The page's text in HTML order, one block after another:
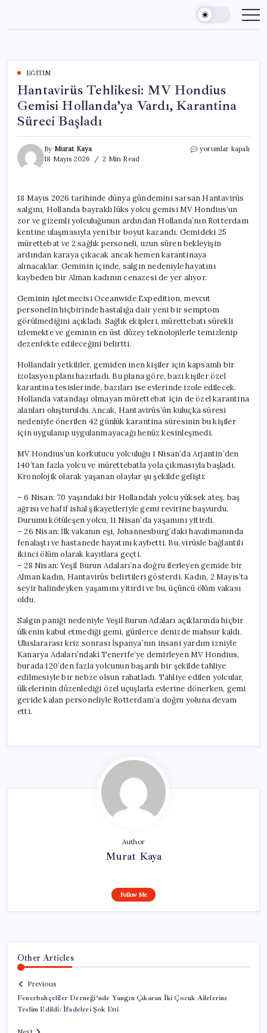
content
EĞITIM
Hantavirüs Tehlikesi: MV Hondius
Gemisi Hollanda’ya Vardı, Karantina
Süreci Başladı
By Murat Kaya
18 Mayıs 2026
2 Min Read
Hantavirüs
Hollanda’ya
Vardı,
Karantina
Süreci
Başladı
için
yorumlar kapalı
18 Mayıs 2026 tarihinde dünya gündemini sarsan Hantavirüs
salgını, Hollanda bayraklı lüks yolcu gemisi MV Hondius’un
zor ve gizemli yolculuğunun ardından Hollanda’nın Rotterdam
kentine ulaşmasıyla yeni bir boyut kazandı. Gemideki 25
mürettebat ve 2 sağlık personeli, uzun süren bekleyişin
ardından karaya çıkacak ancak hemen karantinaya
alınacaklar. Geminin içinde, salgın nedeniyle hayatını
kaybeden bir Alman kadının cenazesi de yer alıyor.
Geminin işletmecisi Oceanwide Expedition, mevcut
personelin hiçbirinde hastalığa dair yeni bir semptom
görülmediğini açıkladı. Sağlık ekipleri, mürettebatı sürekli
izlemekte ve geminin en üst düzey teknolojilerle temizlenip
dezenfekte edileceğini belirtti.
Hollandalı yetkililer, gemiden inen kişiler için kapsamlı bir
izolasyon planı hazırladı. Bu plana göre, bazı kişiler özel
karantina tesislerinde, bazıları ise evlerinde izole edilecek.
Hollanda vatandaşı olmayan mürettebat için de özel karantina
alanları oluşturuldu. Ancak, Hantavirüs’ün kuluçka süresi
nedeniyle önerilen 42 günlük karantina süresinin bu kişiler
için uygulanıp uygulanmayacağı henüz kesinleşmedi.
MV Hondius’un korkutucu yolculuğu 1 Nisan’da Arjantin’den
140’tan fazla yolcu ve mürettebatla yola çıkmasıyla başladı.
Kronolojik olarak yaşanan olaylar şu şekilde gelişti:
– 6 Nisan: 70 yaşındaki bir Hollandalı yolcu yüksek ateş, baş
ağrısı ve hafif ishal şikayetleriyle gemi revirine başvurdu.
Durumu kötüleşen yolcu, 11 Nisan’da yaşamını yitirdi.
– 26 Nisan: İlk vakanın eşi, Johannesburg’daki havalimanında
fenalaştı ve hastanede hayatını kaybetti. Bu, virüsle bağlantılı
ikinci ölüm olarak kayıtlara geçti.
– 28 Nisan: Yeşil Burun Adaları’na doğru ilerleyen gemide bir
Alman kadın, Hantavirüs belirtileri gösterdi. Kadın, 2 Mayıs’ta
seyir halindeyken yaşamını yitirdi ve bu, üçüncü ölüm vakası
oldu.
Salgın paniği nedeniyle Yeşil Burun Adaları açıklarında hiçbir
ülkenin kabul etmediği gemi, günlerce denizde mahsur kaldı.
Uluslararası kriz sonrası İspanya’nın insani yardım izniyle
Kanarya Adaları’ndaki Tenerife’ye demirleyen MV Hondius,
burada 120’den fazla yolcunun başarılı bir şekilde tahliye
edilmesiyle bir nebze olsun rahatladı. Tahliye edilen yolcular,
ülkelerinin düzenlediği özel uçuşlarla evlerine dönerken, gemi
geride kalan personeliyle Rotterdam’a doğru yoluna devam
etti.
Author
Murat Kaya
Follow Me
Other Articles
Previous
Fenerbahçeliler Derneği’nde Yangın Çıkaran İki Çocuk Ailelerine
Teslim Edildi: İfadeleri Şok Etti